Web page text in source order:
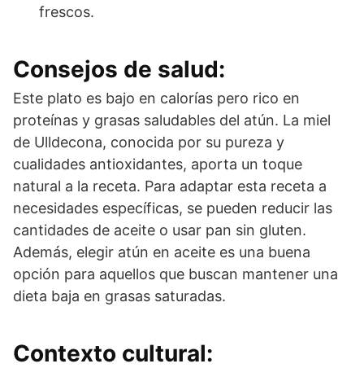
frescos.
Consejos de salud:
Este plato es bajo en calorías pero rico en
proteínas y grasas saludables del atún. La miel
de Ulldecona, conocida por su pureza y
cualidades antioxidantes, aporta un toque
natural a la receta. Para adaptar esta receta a
necesidades específicas, se pueden reducir las
cantidades de aceite o usar pan sin gluten.
Además, elegir atún en aceite es una buena
opción para aquellos que buscan mantener una
dieta baja en grasas saturadas.
Contexto cultural: